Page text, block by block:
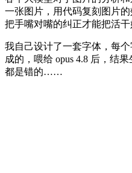
一张图片，用代码复刻图片
把手嘴对嘴的纠正才能把活干
我自己设计了一套字体，每
成的，喂给 opus 4.8 后，结
都是错的……